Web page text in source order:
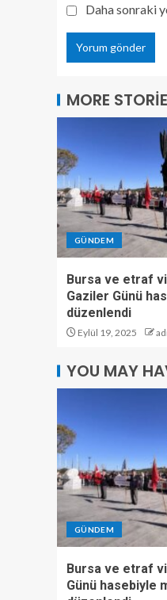
Daha sonraki
MORE
GÜNDEM
Bursa ve etraf
Gaziler Günü
düzenlendi
Eylül 19, 2025
YOU MAY
GÜNDEM
Bursa ve etraf
Günü hasebiyle